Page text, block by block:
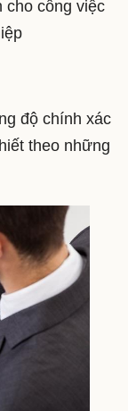
cho công việc
độ chính xác
theo những